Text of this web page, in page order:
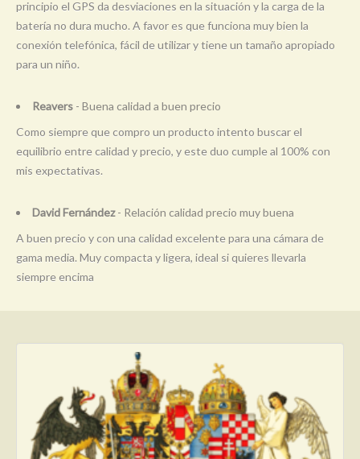
principio el GPS da desviaciones en la situación y la carga de la
batería no dura mucho. A favor es que funciona muy bien la
conexión telefónica, fácil de utilizar y tiene un tamaño apropiado
para un niño.
Reavers - Buena calidad a buen precio
Como siempre que compro un producto intento buscar el
equilibrio entre calidad y precio, y este duo cumple al 100% con
mis expectativas.
David Fernández- Relación calidad precio muy buena
A buen precio y con una calidad excelente para una cámara de
gama media. Muy compacta y ligera, ideal si quieres llevarla
siempre encima